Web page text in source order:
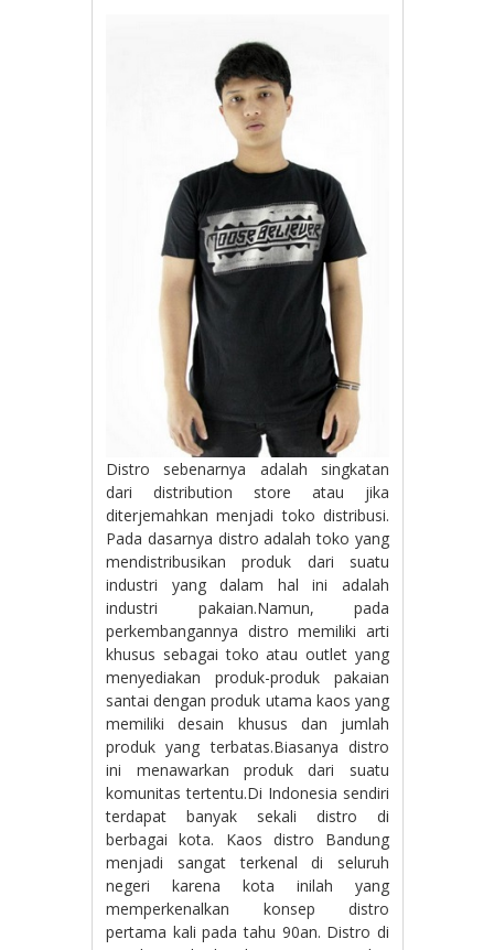
Distro sebenarnya adalah singkatan
dari distribution store atau jika
diterjemahkan menjadi toko distribusi.
Pada dasarnya distro adalah toko yang
mendistribusikan produk dari suatu
industri yang dalam hal ini adalah
industri pakaian.Namun, pada
perkembangannya distro memiliki arti
khusus sebagai toko atau outlet yang
menyediakan produk-produk pakaian
santai dengan produk utama kaos yang
memiliki desain khusus dan jumlah
produk yang terbatas.Biasanya distro
ini menawarkan produk dari suatu
komunitas tertentu.Di Indonesia sendiri
terdapat banyak sekali distro di
berbagai kota. Kaos distro Bandung
menjadi sangat terkenal di seluruh
negeri karena kota inilah yang
memperkenalkan konsep distro
pertama kali pada tahu 90an. Distro di